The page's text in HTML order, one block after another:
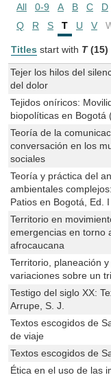
All 0-9 A B C D
Q
R S T U V
Titles start with T (15)
Tejer los hilos del
del dolor
Tejidos oníricos:
biopolíticas en Bogotá
Teoría de la
conversación en los
sociales
Teoría y práctica del
ambientales
Patios en Bogotá, Ed. I
Territorio en
emergencias en torno
afrocaucana
Territorio, planeación
variaciones sobre un
Testigo del siglo XX:
Arrupe, S. J.
Textos escogidos de
de viaje
Textos escogidos de
Ética en el uso de las